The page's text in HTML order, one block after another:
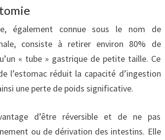
également connue sous le nom de
consiste à retirer environ 80% de
« tube » gastrique de petite taille. Ce
l’estomac réduit la capacité d’ingestion
une perte de poids significative.
d’être réversible et de ne pas
ou de dérivation des intestins. Elle